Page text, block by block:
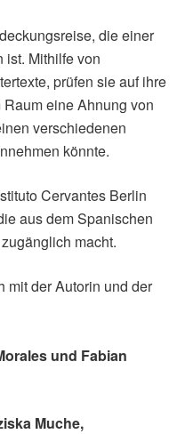
die einer
ist. Mithilfe von
prüfen sie auf ihre
eine Ahnung von
verschiedenen
könnte.
Cervantes Berlin
aus dem Spanischen
macht.
mit der Autorin und der
und Fabian
Muche,